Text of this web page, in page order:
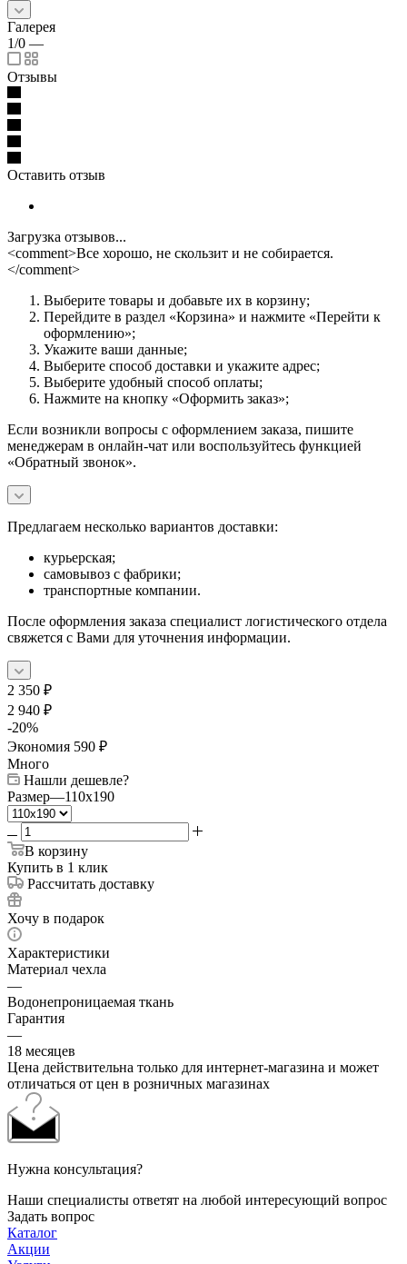
Галерея
1/0 —
Отзывы
Оставить отзыв
Загрузка отзывов...
<comment>Все хорошо, не скользит и не собирается.
</comment>
Выберите товары и добавьте их в корзину;
Перейдите в раздел «Корзина» и нажмите «Перейти к
оформлению»;
Укажите ваши данные;
Выберите способ доставки и укажите адрес;
Выберите удобный способ оплаты;
Нажмите на кнопку «Оформить заказ»;
Если возникли вопросы с оформлением заказа, пишите
менеджерам в онлайн-чат или воспользуйтесь функцией
«Обратный звонок».
Предлагаем несколько вариантов доставки:
курьерская;
самовывоз с фабрики;
транспортные компании.
После оформления заказа специалист логистического отдела
свяжется с Вами для уточнения информации.
2 350 ₽
2 940 ₽
-20%
Экономия 590 ₽
Много
Нашли дешевле?
Размер—110x190
В корзину
Купить в 1 клик
Рассчитать доставку
Хочу в подарок
Характеристики
Материал чехла
—
Водонепроницаемая ткань
Гарантия
—
18 месяцев
Цена действительна только для интернет-магазина и может
отличаться от цен в розничных магазинах
Нужна консультация?
Наши специалисты ответят на любой интересующий вопрос
Задать вопрос
Каталог
Акции